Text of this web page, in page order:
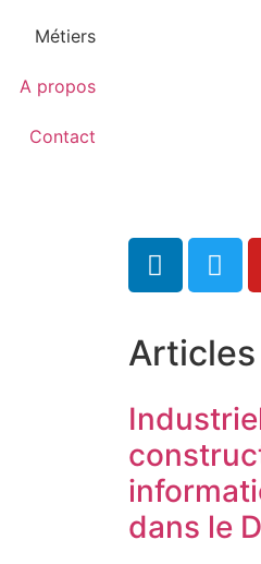
Métiers
A propos
Contact
dans le